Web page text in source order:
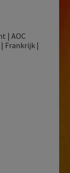
| AOC
Frankrijk |